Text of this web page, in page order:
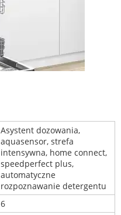
Asystent dozowania,
aquasensor, strefa
intensywna, home connect,
speedperfect plus,
automatyczne
rozpoznawanie detergentu
6